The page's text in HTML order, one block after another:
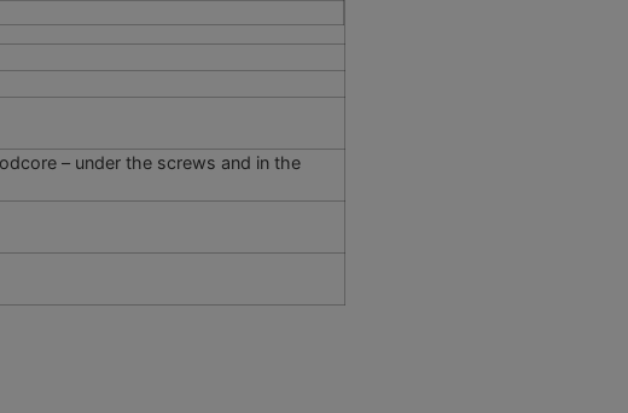
– under the screws and in the